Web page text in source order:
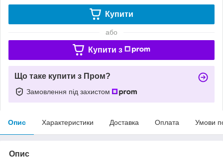
Купити
або
Купити з
Що таке купити з Пром?
Замовлення під захистом
Опис Характеристики Доставка Оплата Умови
Опис